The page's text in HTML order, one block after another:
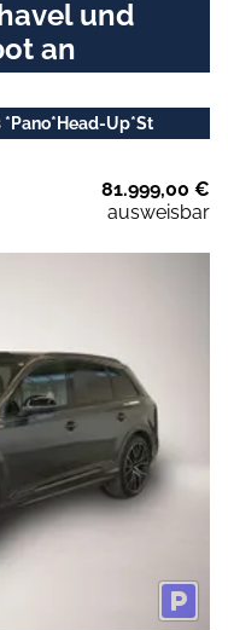
und
an
Up*St
81.999,00 €
ausweisbar